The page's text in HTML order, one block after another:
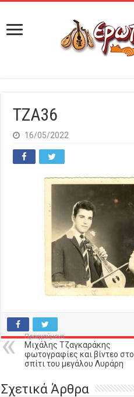
TZA36
16/05/2022
Προηγούμενο
Μιχάλης Τζαγκαράκης
φωτογραφίες και βίντεο στο
σπίτι του μεγάλου Λυράρη
Σχετικά Άρθρα